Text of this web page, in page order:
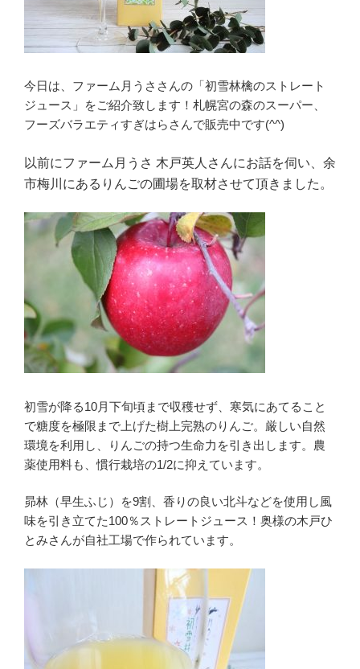
今日は、ファーム月うささんの「初雪林檎のストレート
ジュース」をご紹介致します！札幌宮の森のスーパー、
フーズバラエティすぎはらさんで販売中です(^^)
以前にファーム月うさ 木戸英人さんにお話を伺い、余
市梅川にあるりんごの圃場を取材させて頂きました。
初雪が降る10月下旬頃まで収穫せず、寒気にあてること
で糖度を極限まで上げた樹上完熟のりんご。厳しい自然
環境を利用し、りんごの持つ生命力を引き出します。農
薬使用料も、慣行栽培の1/2に抑えています。
昴林（早生ふじ）を9割、香りの良い北斗などを使用し風
味を引き立てた100％ストレートジュース！奥様の木戸ひ
とみさんが自社工場で作られています。